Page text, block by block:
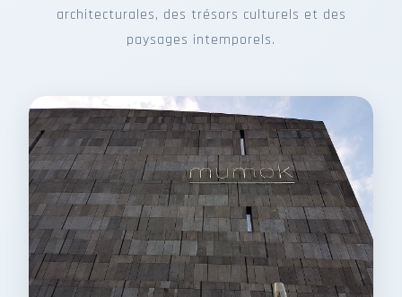
architecturales, des trésors culturels et des
paysages intemporels.